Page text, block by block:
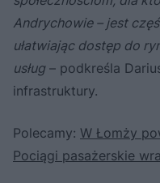
Andrychowie – jest
ułatwiając dostęp do
usług– podkreśla
infrastruktury.
Polecamy: W Łomży
Pociągi pasażerskie